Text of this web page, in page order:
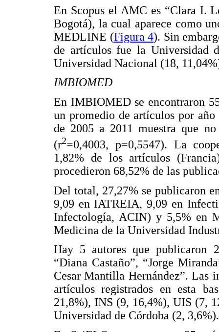
En Scopus el AMC es “Clara I.
Bogotá), la cual aparece como
MEDLINE (Figura 4). Sin
de artículos fue la Universidad
Universidad Nacional (18,
IMBIOMED
En IMBIOMED se encontraron
un promedio de artículos por
de 2005 a 2011 muestra que
(r2=0,4003, p=0,5547). La
1,82% de los artículos
procedieron 68,52% de las
Del total, 27,27% se publicaron
9,09 en IATREIA, 9,09 en
Infectología, ACIN) y 5,5% en
Medicina de la Universidad
Hay 5 autores que publicaron
“Diana Castaño”, “Jorge
Cesar Mantilla Hernández”. Las
artículos registrados en esta
21,8%), INS (9, 16,4%), UIS (7,
Universidad de Córdoba (2, 3,6%).